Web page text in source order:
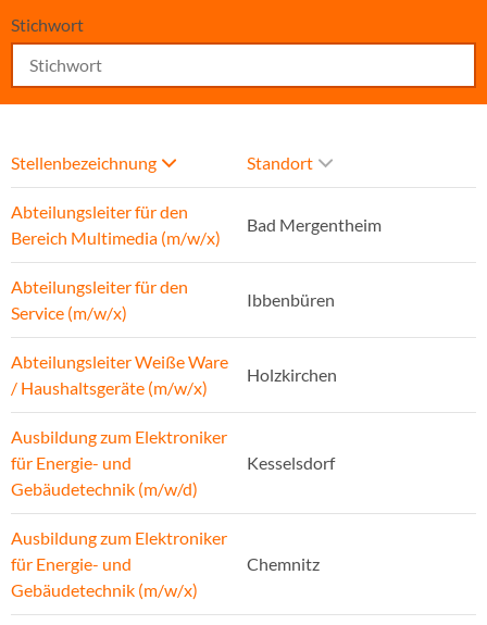
Stichwort
Stellenbezeichnung Standort
Abteilungsleiter für den
Bereich Multimedia (m/w/x)
Bad Mergentheim
Abteilungsleiter für den
Service (m/w/x)
Ibbenbüren
Abteilungsleiter Weiße Ware
/ Haushaltsgeräte (m/w/x)
Holzkirchen
Ausbildung zum Elektroniker
für Energie- und
Gebäudetechnik (m/w/d)
Kesselsdorf
Ausbildung zum Elektroniker
für Energie- und
Gebäudetechnik (m/w/x)
Chemnitz